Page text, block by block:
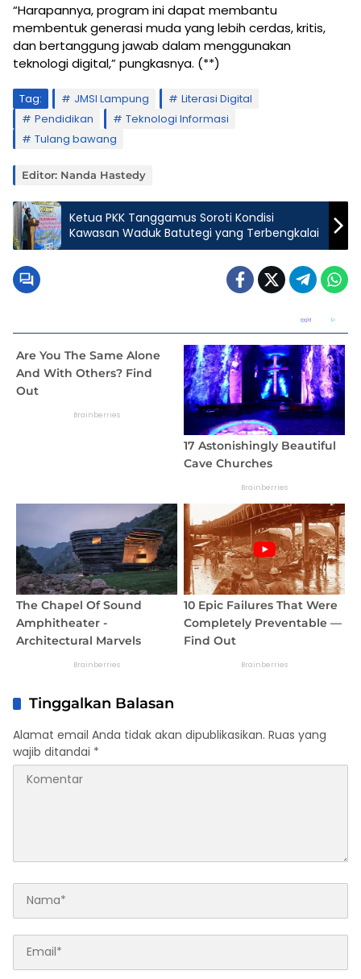
“Harapannya, program ini dapat membantu
membentuk generasi muda yang lebih cerdas, kritis,
dan bertanggung jawab dalam menggunakan
teknologi digital,” pungkasnya. (**)
Tag: JMSI Lampung
Literasi Digital
Pendidikan
Teknologi Informasi
Tulang bawang
Editor: Nanda Hastedy
Ketua PKK Tanggamus Soroti Kondisi
Kawasan Waduk Batutegi yang Terbengkalai
Tinggalkan Balasan
Alamat email Anda tidak akan dipublikasikan. Ruas yang
wajib ditandai *